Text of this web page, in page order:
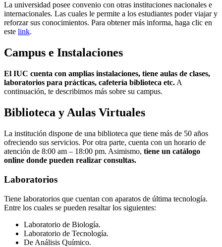
La universidad posee convenio con otras instituciones nacionales e
internacionales. Las cuales le permite a los estudiantes poder viajar y
reforzar sus conocimientos. Para obtener más informa, haga clic en
este link.
Campus e Instalaciones
El IUC cuenta con amplias instalaciones, tiene aulas de clases,
laboratorios para prácticas, cafetería biblioteca etc. A
continuación, te describimos más sobre su campus.
Biblioteca y Aulas Virtuales
La institución dispone de una biblioteca que tiene más de 50 años
ofreciendo sus servicios. Por otra parte, cuenta con un horario de
atención de 8:00 am – 18:00 pm. Asimismo, tiene un catálogo
online donde pueden realizar consultas.
Laboratorios
Tiene laboratorios que cuentan con aparatos de última tecnología.
Entre los cuales se pueden resaltar los siguientes:
Laboratorio de Biología.
Laboratorio de Tecnología.
De Análisis Químico.